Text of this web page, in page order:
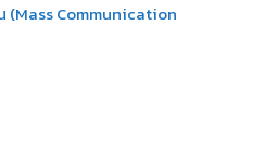
(Mass Communication